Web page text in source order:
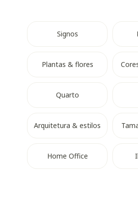
Signos
Plantas & flores
Quarto
Arquitetura & estilos
Home Office